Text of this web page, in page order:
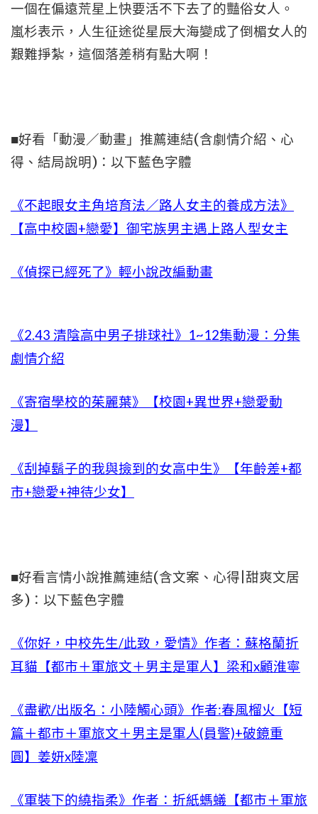
一個在偏遠荒星上快要活不下去了的豔俗女人。
嵐杉表示，人生征途從星辰大海變成了倒楣女人的
艱難掙紮，這個落差稍有點大啊！
■好看「動漫／動畫」推薦連結(含劇情介紹、心
得、結局說明)：以下藍色字體
《不起眼女主角培育法／路人女主的養成方法》
【高中校園+戀愛】御宅族男主遇上路人型女主
《偵探已經死了》輕小說改編動畫
《2.43 清陰高中男子排球社》1~12集動漫：分集
劇情介紹
《寄宿學校的茱麗葉》【校園+異世界+戀愛動
漫】
《刮掉鬍子的我與撿到的女高中生》【年齡差+都
市+戀愛+神待少女】
■好看言情小說推薦連結(含文案、心得|甜爽文居
多)：以下藍色字體
《你好，中校先生/此致，愛情》作者：蘇格蘭折
耳貓【都市＋軍旅文＋男主是軍人】梁和x顧淮寧
《盡歡/出版名：小陸觸心頭》作者:春風榴火【短
篇＋都市＋軍旅文＋男主是軍人(員警)+破鏡重
圓】姜妍x陸凜
《軍裝下的繞指柔》作者：折紙螞蟻【都市＋軍旅